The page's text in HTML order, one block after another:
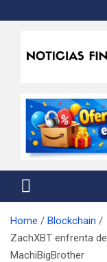
to
Noticias
Home
Blockchain
ZachXBT enfrenta
MachiBigBrother